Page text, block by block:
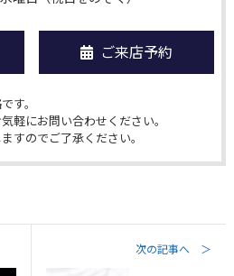
ご来店予約
す。
軽にお問い合わせください。
すのでご了承ください。
次の記事へ ＞